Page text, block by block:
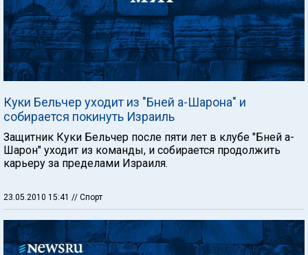
Куки Бельчер уходит из "Бней а-Шарона" и
собирается покинуть Израиль
Защитник Куки Бельчер после пяти лет в клубе "Бней а-
Шарон" уходит из команды, и собирается продолжить
карьеру за пределами Израиля.
23.05.2010 15:41 // Спорт